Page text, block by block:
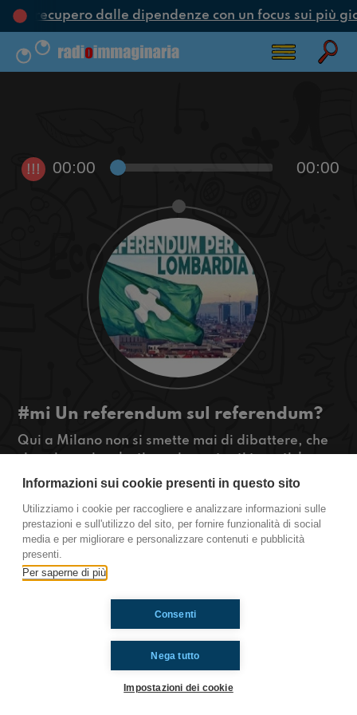
e recupero dalle dipendenze con un focus sui più
!!! 00:00 00:00
#mi Un referendum sul referendum?
Qui a Milano non si smette mai di dibattere, che
sia sui suoni molesti o su importanti tematiche
politiche la discussione non si spegne mai!
#OkkinSu www.radioimmaginaria.it
Milano
Ti è piaciuto? Condividilo!
Informazioni sui cookie presenti in questo sito
Utilizziamo i cookie per raccogliere e analizzare informazioni sulle
prestazioni e sull'utilizzo del sito, per fornire funzionalità di social
media e per migliorare e personalizzare contenuti e pubblicità
presenti.
Per saperne di più
Nega tutto
Consenti
Impostazioni dei cookie